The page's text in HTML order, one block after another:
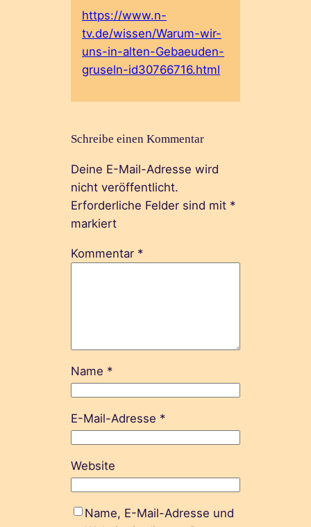
https://www.n-
tv.de/wissen/Warum-wir-
uns-in-alten-Gebaeuden-
gruseln-id30766716.html
Schreibe einen Kommentar
Deine E-Mail-Adresse wird
nicht veröffentlicht.
Erforderliche Felder sind mit *
markiert
Kommentar *
Name *
E-Mail-Adresse *
Website
Name, E-Mail-Adresse und